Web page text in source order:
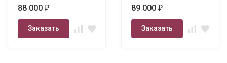
88 000 ₽
Заказать
89 000 ₽
Заказать